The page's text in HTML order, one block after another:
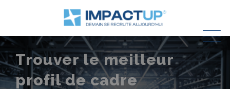
Trouver le meilleur
profil de cadre